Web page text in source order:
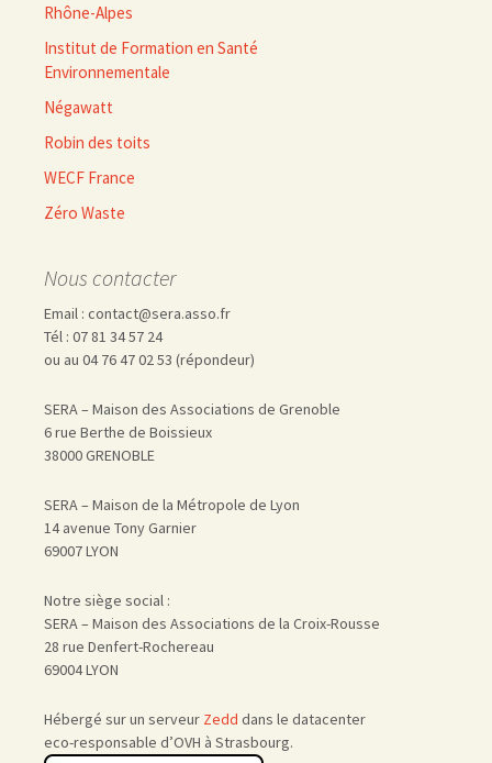
Rhône-Alpes
Institut de Formation en Santé
Environnementale
Négawatt
Robin des toits
WECF France
Zéro Waste
Nous contacter
Email : contact@sera.asso.fr
Tél : 07 81 34 57 24
ou au 04 76 47 02 53 (répondeur)
SERA – Maison des Associations de Grenoble
6 rue Berthe de Boissieux
38000 GRENOBLE
SERA – Maison de la Métropole de Lyon
14 avenue Tony Garnier
69007 LYON
Notre siège social :
SERA – Maison des Associations de la Croix-Rousse
28 rue Denfert-Rochereau
69004 LYON
Hébergé sur un serveur Zedd dans le datacenter
eco-responsable d’OVH à Strasbourg.